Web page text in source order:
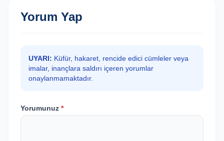
Yorum Yap
UYARI: Küfür, hakaret, rencide edici cümleler veya
imalar, inançlara saldırı içeren yorumlar
onaylanmamaktadır.
Yorumunuz *